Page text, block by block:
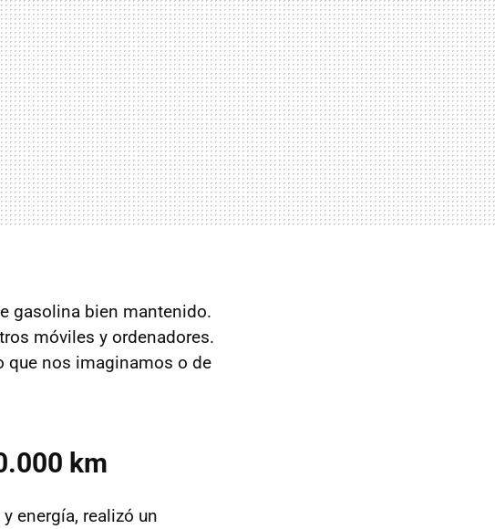
gasolina bien mantenido.
móviles y ordenadores.
que nos imaginamos o de
km
energía, realizó un